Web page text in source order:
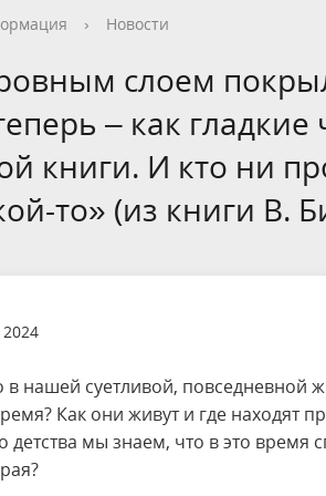
перед
на вылов рыбы
Проекты
› Новости
слоем
– как
книги. И кто ни
то» (из книги В.
в нашей суетливой, повседневной
Как они живут и где находят
детства мы знаем, что в это